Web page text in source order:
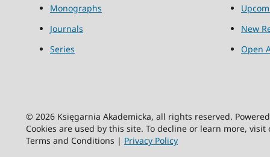
Monographs
Journals
Series
New
Open
© 2026 Księgarnia Akademicka, all rights reserved.
Cookies are used by this site. To decline or learn more,
Terms and Conditions | Privacy Policy